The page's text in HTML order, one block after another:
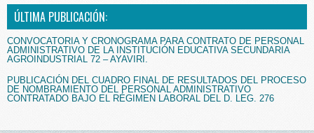
ÚLTIMA PUBLICACIÓN:
CONVOCATORIA Y CRONOGRAMA PARA CONTRATO DE PERSONAL
ADMINISTRATIVO DE LA INSTITUCIÓN EDUCATIVA SECUNDARIA
AGROINDUSTRIAL 72 – AYAVIRI.
PUBLICACIÓN DEL CUADRO FINAL DE RESULTADOS DEL PROCESO
DE NOMBRAMIENTO DEL PERSONAL ADMINISTRATIVO
CONTRATADO BAJO EL RÉGIMEN LABORAL DEL D. LEG. 276